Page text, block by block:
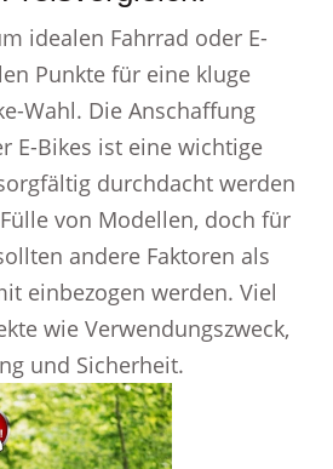
idealen Fahrrad oder E-
Punkte für eine kluge
Wahl. Die Anschaffung
E-Bikes ist eine wichtige
durchdacht werden
von Modellen, doch für
andere Faktoren als
einbezogen werden. Viel
wie Verwendungszweck,
und Sicherheit.